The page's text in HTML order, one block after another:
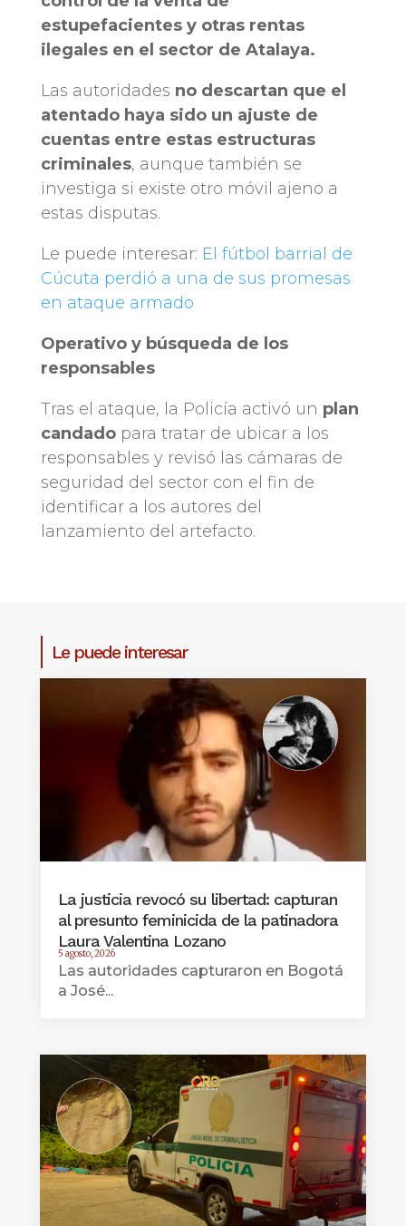
estupefacientes y otras rentas
ilegales en el sector de Atalaya.
Las autoridades no descartan que el
atentado haya sido un ajuste de
cuentas entre estas estructuras
criminales, aunque también se
investiga si existe otro móvil ajeno a
estas disputas.
Le puede interesar: El fútbol barrial de
Cúcuta perdió a una de sus promesas
en ataque armado
Operativo y búsqueda de los
responsables
Tras el ataque, la Policía activó un plan
candadopara tratar de ubicar a los
responsables y revisó las cámaras de
seguridad del sector con el fin de
identificar a los autores del
lanzamiento del artefacto.
Le puede interesar
La justicia revocó su libertad: capturan
al presunto feminicida de la patinadora
Laura Valentina Lozano
5 agosto, 2026
Las autoridades capturaron en Bogotá
a José...